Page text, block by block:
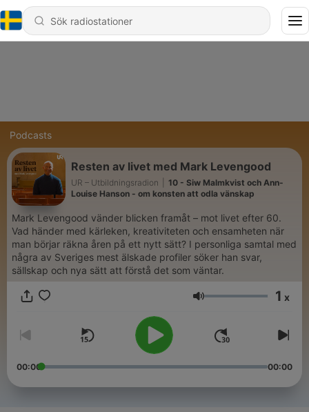
Podcasts
Resten av livet med Mark Levengood
UR – Utbildningsradion
10 - Siw Malmkvist och Ann-
Louise Hanson - om konsten att odla vänskap
Mark Levengood vänder blicken framåt – mot livet efter 60.
Vad händer med kärleken, kreativiteten och ensamheten när
man börjar räkna åren på ett nytt sätt? I personliga samtal med
några av Sveriges mest älskade profiler söker han svar,
sällskap och nya sätt att förstå det som väntar.
Volym 1 x
00:00 00:00